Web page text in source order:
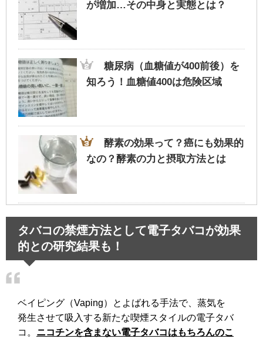
が増加…その中身と実態とは？
糖尿病（血糖値が400前後）を
知ろう！血糖値400は危険区域
酵素の効果って？癌にも効果的
なの？酵素の力と摂取方法とは
会社の先輩の正しい呼び方～気
になるビジネスマナーと使い分け
鼻の奥が臭い…つまむとにおう
原因は蓄膿症のせいかも!?
タバコの禁煙方法として電子タバコが効果
的との研究結果も！
ベイピング（Vaping）とよばれる手法で、蒸気を
発生させて吸入する新たな喫煙スタイルの電子タバ
コ。 ニコチンを含まない電子タバコはもちろんのこ